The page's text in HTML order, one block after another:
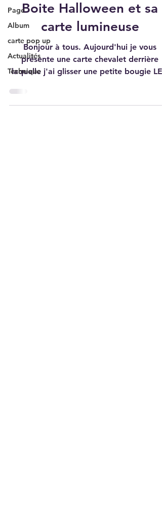
Page
Album
carte pop up
Actualités
Technique
Boite Halloween et sa
carte lumineuse
Bonjour à tous. Aujourd'hui je vous
présente une carte chevalet derrière
laquelle j'ai glisser une petite bougie